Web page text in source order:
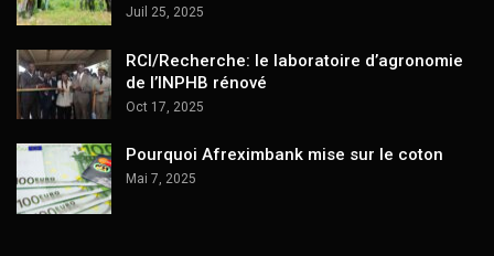
Juil 25, 2025
RCI/Recherche: le laboratoire d’agronomie
de l’INPHB rénové
Oct 17, 2025
Pourquoi Afreximbank mise sur le coton
Mai 7, 2025